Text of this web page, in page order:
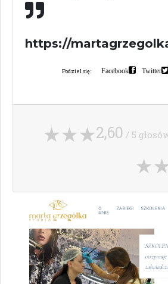
https://
Podziel się: Facebook Twitter
2,60 / 5